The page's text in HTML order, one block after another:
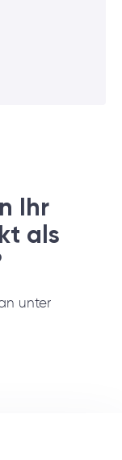
Ihr
als
unter